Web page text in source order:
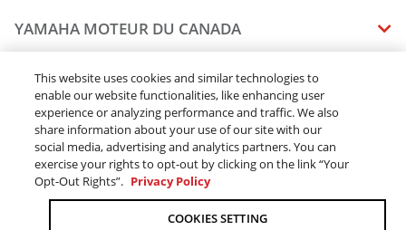
MANUELS
ÉTAT DES RAPPELS DE VOTRE VÉHICULE
YAMAHA MOTEUR DU CANADA
CARRIERES
RESTONS DEHORS
BLOGUE
COMMUNIQUEZ AVEC NOUS
CONCESSIONNAIRES
TROUVEZ UN CONCESSIONNAIRE
DEVENEZ CONCESSIONNAIRE
CONCESSIONAIRE ÉLITE
MENTIONS JURIDIQUES
MODALITÉS ET CONDITIONS
ACOMPTE EN LIGNE MODALITÉS ET CONDITIONS
POLITIQUE DE CONFIDENTIALITÉ
COMMANDES EN LIGNE
This website uses cookies and similar technologies to
enable our website functionalities, like enhancing user
experience or analyzing performance and traffic. We also
share information about your use of our site with our
social media, advertising and analytics partners. You can
exercise your rights to opt-out by clicking on the link “Your
Opt-Out Rights”. Privacy Policy
COOKIES SETTING